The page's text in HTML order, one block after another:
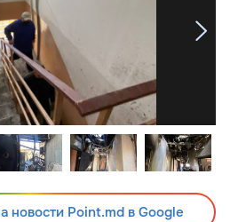
новости Point.md в Google